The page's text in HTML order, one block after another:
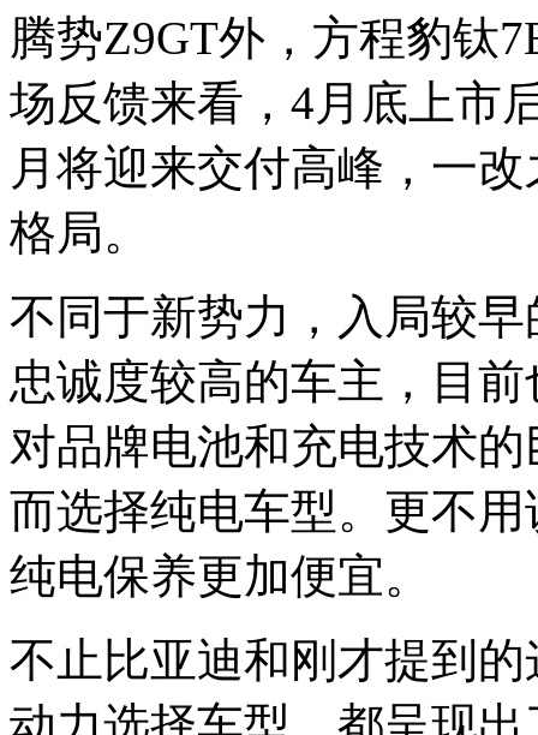
腾势Z9GT外，方程豹钛
场反馈来看，4月底上市
月将迎来交付高峰，一
格局。
不同于新势力，入局较
忠诚度较高的车主，目
对品牌电池和充电技术
而选择纯电车型。更不
纯电保养更加便宜。
不止比亚迪和刚才提到
动力选择车型，都呈现